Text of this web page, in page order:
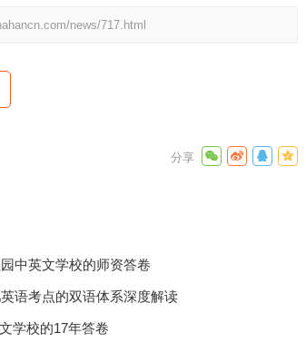
news/717.html
中英文学校的师资答卷
语考点的双语体系深度解读
学校的17年答卷